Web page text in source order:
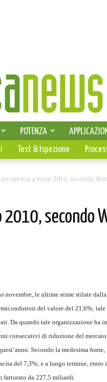
SELEZIONE DI ELETTRONICA
POTENZA
PCBTest & Ispezione
ripresa a inizio 2010, secondo
secondo
novembre, le ultime stime stilate dalla
del valore del 21,6%; tale
Da quando tale organizzazione ha
consecutivi di riduzione del
Secondo la medesima
del 7,3%; e a lungo termine,
fatturato da 227,5 miliardi.